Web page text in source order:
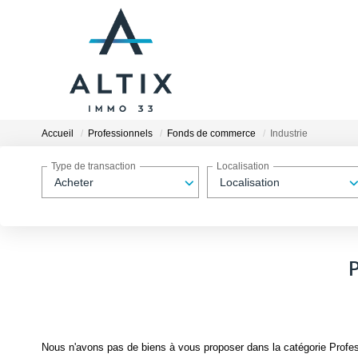
Accueil Professionnels Fonds de commerce Industrie
Acheter
Type de transaction
Localisation
Localisation
Nous n'avons pas de biens à vous proposer dans la catégorie